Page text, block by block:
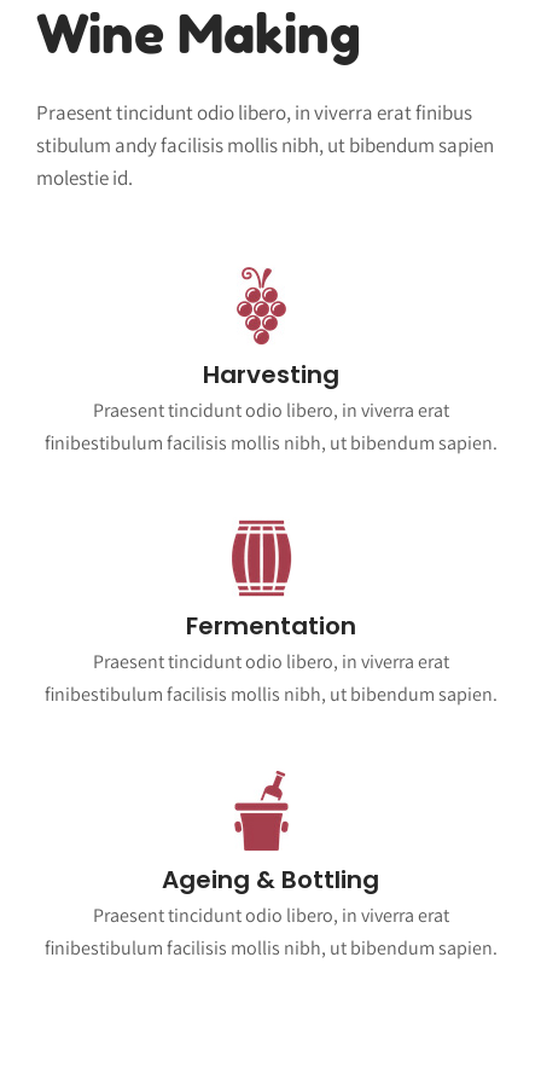
Wine Making
Praesent tincidunt odio libero, in viverra erat finibus
stibulum andy facilisis mollis nibh, ut bibendum sapien
molestie id.
Harvesting
Praesent tincidunt odio libero, in viverra erat
finibestibulum facilisis mollis nibh, ut bibendum sapien.
Fermentation
Praesent tincidunt odio libero, in viverra erat
finibestibulum facilisis mollis nibh, ut bibendum sapien.
Ageing & Bottling
Praesent tincidunt odio libero, in viverra erat
finibestibulum facilisis mollis nibh, ut bibendum sapien.